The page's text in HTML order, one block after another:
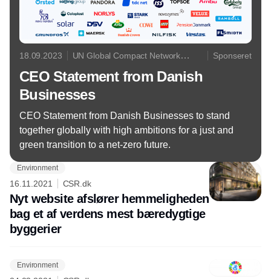
18.09.2023
UN Global Compact Network
Denmark
Sponseret
CEO Statement from Danish
Businesses
CEO Statement from Danish Businesses to stand
together globally with high ambitions for a just and
green transition to a net-zero future.
Environment
16.11.2021 CSR.dk
Nyt website afslører hemmeligheden
bag et af verdens mest bæredygtige
byggerier
Environment